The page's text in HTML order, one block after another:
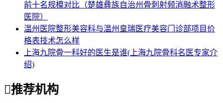
前十名规模对比（楚雄彝族自治州骨刺射频消融术整形
医院）
温州医院整形美容科与温州皇瑞医疗美容门诊部项目价
格表技术怎么样
上海九院骨一科好的医生是谁(上海九院骨科名医专家介
绍)
推荐机构